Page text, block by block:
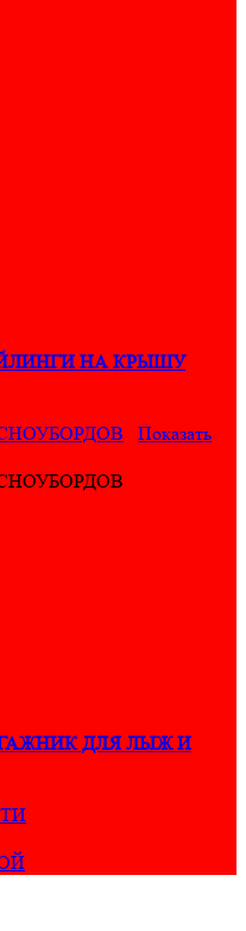
НА КРЫШУ
Показать
ДЛЯ ЛЫЖ И